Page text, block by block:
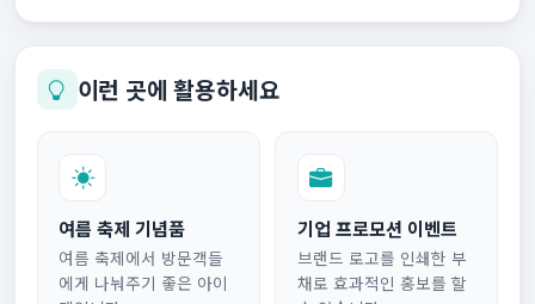
이런 곳에 활용하세요
여름 축제 기념품
여름 축제에서 방문객들
에게 나눠주기 좋은 아이
기업 프로모션 이벤트
브랜드 로고를 인쇄한 부
채로 효과적인 홍보를 할